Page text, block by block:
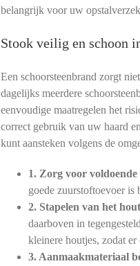
belangrijk voor uw
Stook veilig en schoon
Een schoorsteenbrand zorgt
dagelijks meerdere
eenvoudige maatregelen het
correct gebruik van uw haard
kunt aansteken volgens de
1. Zorg voor
goede zuurstoftoevoer
2. Stapelen van het
daarboven in
kleinere houtjes, zodat
3. Aanmaakmateriaal